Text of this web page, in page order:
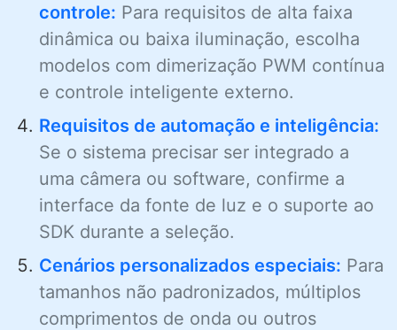
controle: Para requisitos de alta faixa
dinâmica ou baixa iluminação, escolha
modelos com dimerização PWM contínua
e controle inteligente externo.
Requisitos de automação e inteligência:
Se o sistema precisar ser integrado a
uma câmera ou software, confirme a
interface da fonte de luz e o suporte ao
SDK durante a seleção.
Cenários personalizados especiais: Para
tamanhos não padronizados, múltiplos
comprimentos de onda ou outros